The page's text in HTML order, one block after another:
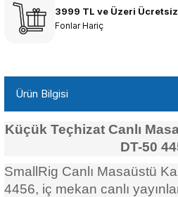
3999 TL ve Üzeri
Fonlar Hariç
Ürün Bilgisi
Küçük Teçhizat Canlı
DT-50
SmallRig Canlı Masaüstü
4456, iç mekan canlı